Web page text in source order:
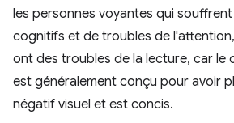
les personnes voyantes qui
cognitifs et de troubles de
ont des troubles de la lecture, car le
est généralement conçu pour avoir
négatif visuel et est concis.